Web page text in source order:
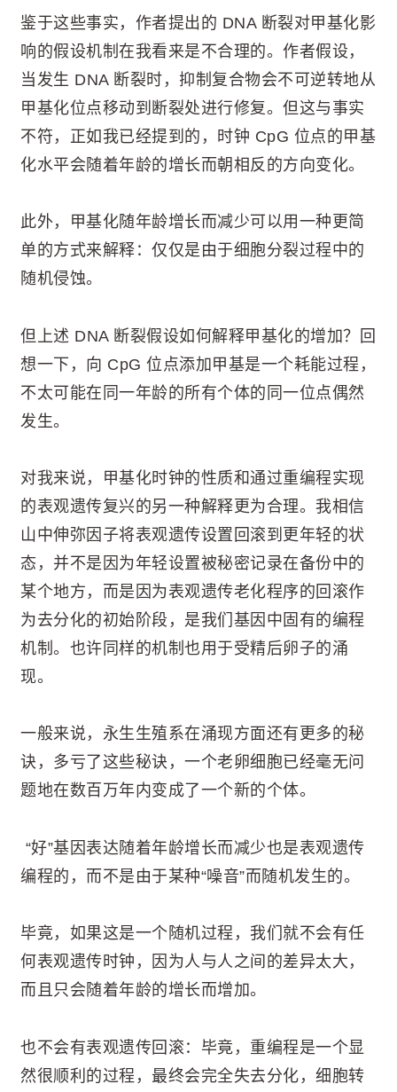
鉴于这些事实，作者提出的 DNA 断裂对甲基化影
响的假设机制在我看来是不合理的。作者假设，
当发生 DNA 断裂时，抑制复合物会不可逆转地从
甲基化位点移动到断裂处进行修复。但这与事实
不符，正如我已经提到的，时钟 CpG 位点的甲基
化水平会随着年龄的增长而朝相反的方向变化。
此外，甲基化随年龄增长而减少可以用一种更简
单的方式来解释：仅仅是由于细胞分裂过程中的
随机侵蚀。
但上述 DNA 断裂假设如何解释甲基化的增加？回
想一下，向 CpG 位点添加甲基是一个耗能过程，
不太可能在同一年龄的所有个体的同一位点偶然
发生。
对我来说，甲基化时钟的性质和通过重编程实现
的表观遗传复兴的另一种解释更为合理。我相信
山中伸弥因子将表观遗传设置回滚到更年轻的状
态，并不是因为年轻设置被秘密记录在备份中的
某个地方，而是因为表观遗传老化程序的回滚作
为去分化的初始阶段，是我们基因中固有的编程
机制。也许同样的机制也用于受精后卵子的涌
现。
一般来说，永生生殖系在涌现方面还有更多的秘
诀，多亏了这些秘诀，一个老卵细胞已经毫无问
题地在数百万年内变成了一个新的个体。
“好”基因表达随着年龄增长而减少也是表观遗传
编程的，而不是由于某种“噪音”而随机发生的。
毕竟，如果这是一个随机过程，我们就不会有任
何表观遗传时钟，因为人与人之间的差异太大，
而且只会随着年龄的增长而增加。
也不会有表观遗传回滚：毕竟，重编程是一个显
然很顺利的过程，最终会完全失去分化，细胞转